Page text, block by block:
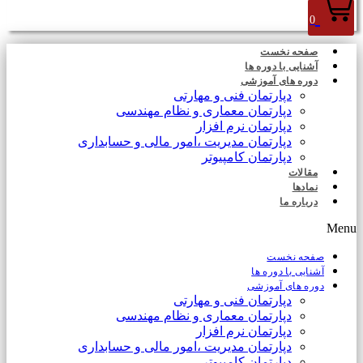
0
صفحه نخست
آشنایی با دوره ها
دوره های آموزشی
دپارتمان فنی و مهارتی
دپارتمان معماری و نظام مهندسی
دپارتمان نرم افزار
دپارتمان مدیریت ،امور مالی و حسابداری
دپارتمان کامپیوتر
مقالات
نمادها
درباره ما
Menu
صفحه نخست
آشنایی با دوره ها
دوره های آموزشی
دپارتمان فنی و مهارتی
دپارتمان معماری و نظام مهندسی
دپارتمان نرم افزار
دپارتمان مدیریت ،امور مالی و حسابداری